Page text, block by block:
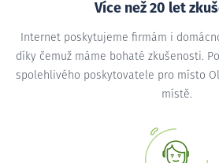
Více než 20 let
Internet poskytujeme firmám i
díky čemuž máme bohaté zkušenosti.
spolehlivého poskytovatele pro místo
místě.